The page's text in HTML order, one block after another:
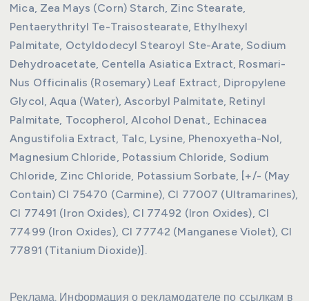
Mica, Zea Mays (Corn) Starch, Zinc Stearate,
Pentaerythrityl Te-Traisostearate, Ethylhexyl
Palmitate, Octyldodecyl Stearoyl Ste-Arate, Sodium
Dehydroacetate, Centella Asiatica Extract, Rosmari-
Nus Officinalis (Rosemary) Leaf Extract, Dipropylene
Glycol, Aqua (Water), Ascorbyl Palmitate, Retinyl
Palmitate, Tocopherol, Alcohol Denat., Echinacea
Angustifolia Extract, Talc, Lysine, Phenoxyetha-Nol,
Magnesium Chloride, Potassium Chloride, Sodium
Chloride, Zinc Chloride, Potassium Sorbate, [+/- (May
Contain) CI 75470 (Carmine), CI 77007 (Ultramarines),
CI 77491 (Iron Oxides), CI 77492 (Iron Oxides), CI
77499 (Iron Oxides), CI 77742 (Manganese Violet), CI
77891 (Titanium Dioxide)].
Реклама. Информация о рекламодателе по ссылкам в